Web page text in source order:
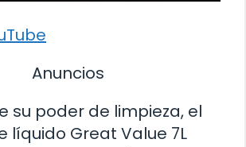
Anuncios
su poder de limpieza, el
líquido Great Value 7L